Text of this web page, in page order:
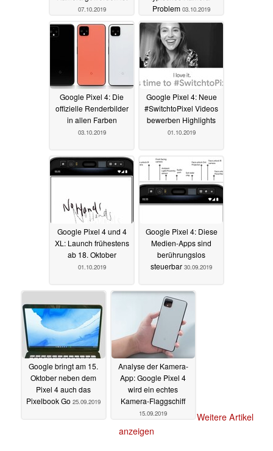
07.10.2019
Problem 03.10.2019
Google Pixel 4: Die
offizielle Renderbilder
in allen Farben
03.10.2019
Google Pixel 4: Neue
#SwitchtoPixel Videos
bewerben Highlights
01.10.2019
Google Pixel 4 und 4
XL: Launch frühestens
ab 18. Oktober
01.10.2019
Google Pixel 4: Diese
Medien-Apps sind
berührungslos
steuerbar 30.09.2019
Google bringt am 15.
Oktober neben dem
Pixel 4 auch das
Pixelbook Go 25.09.2019
Analyse der Kamera-
App: Google Pixel 4
wird ein echtes
Kamera-Flaggschiff
15.09.2019
Weitere Artikel
anzeigen